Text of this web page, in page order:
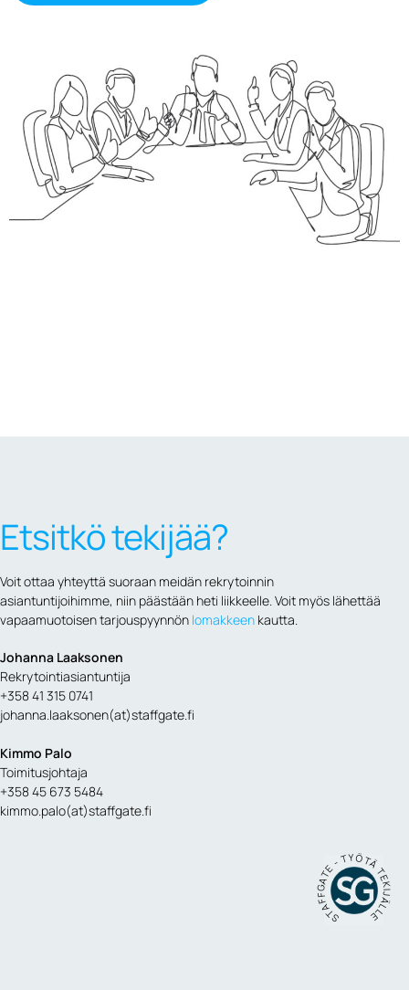
Etsitkö tekijää?
Voit ottaa yhteyttä suoraan meidän rekrytoinnin
asiantuntijoihimme, niin päästään heti liikkeelle. Voit myös lähettää
vapaamuotoisentarjouspyynnön lomakkeen kautta.
Johanna Laaksonen
Rekrytointiasiantuntija
+358 41 315 0741
johanna.laaksonen(at)staffgate.fi
Kimmo Palo
Toimitusjohtaja
+358 45 673 5484
kimmo.palo(at)staffgate.fi
STAFFGATE - TYÖTÄ TEKIJÄLLE